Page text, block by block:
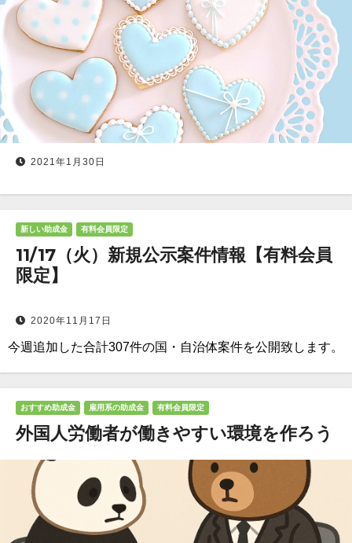
2021年1月30日
新しい助成金 有料会員限定
11/17（火）新規公示案件情報【有料会員
限定】
2020年11月17日
今週追加した合計307件の国・自治体案件を公開致します。
おすすめ助成金 雇用系の助成金 有料会員限定
外国人労働者が働きやすい環境を作ろう